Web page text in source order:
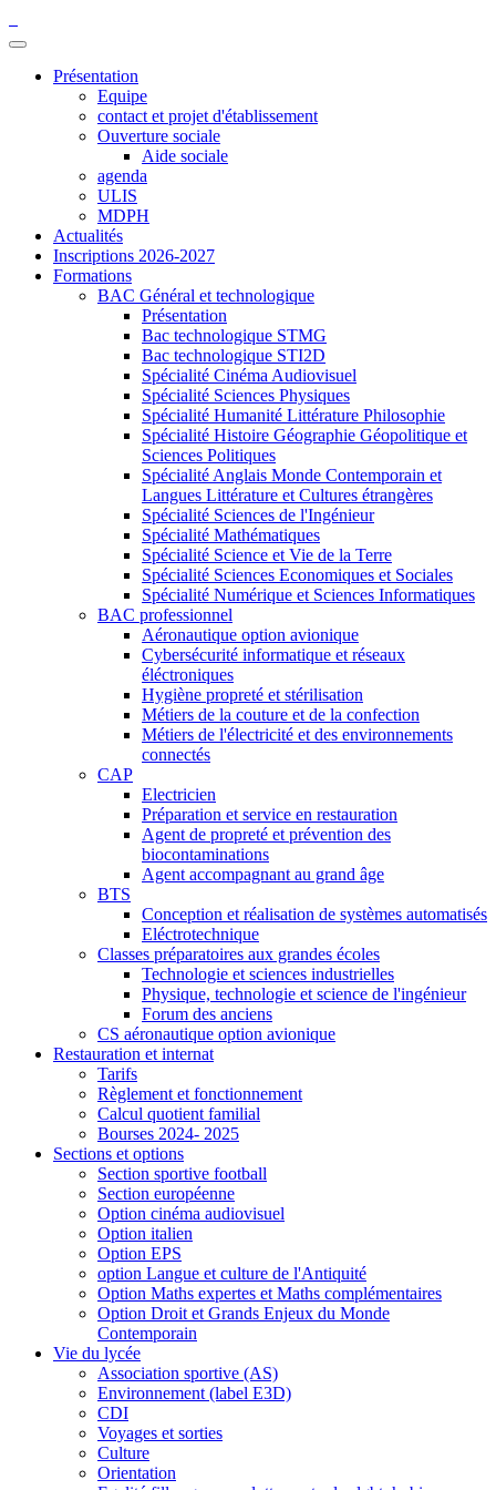
Présentation
Equipe
contact et projet d'établissement
Ouverture sociale
Aide sociale
agenda
ULIS
MDPH
Actualités
Inscriptions 2026-2027
Formations
BAC Général et technologique
Présentation
Bac technologique STMG
Bac technologique STI2D
Spécialité Cinéma Audiovisuel
Spécialité Sciences Physiques
Spécialité Humanité Littérature Philosophie
Spécialité Histoire Géographie Géopolitique et
Sciences Politiques
Spécialité Anglais Monde Contemporain et
Langues Littérature et Cultures étrangères
Spécialité Sciences de l'Ingénieur
Spécialité Mathématiques
Spécialité Science et Vie de la Terre
Spécialité Sciences Economiques et Sociales
Spécialité Numérique et Sciences Informatiques
BAC professionnel
Aéronautique option avionique
Cybersécurité informatique et réseaux
éléctroniques
Hygiène propreté et stérilisation
Métiers de la couture et de la confection
Métiers de l'électricité et des environnements
connectés
CAP
Electricien
Préparation et service en restauration
Agent de propreté et prévention des
biocontaminations
Agent accompagnant au grand âge
BTS
Conception et réalisation de systèmes automatisés
Eléctrotechnique
Classes préparatoires aux grandes écoles
Technologie et sciences industrielles
Physique, technologie et science de l'ingénieur
Forum des anciens
CS aéronautique option avionique
Restauration et internat
Tarifs
Règlement et fonctionnement
Calcul quotient familial
Bourses 2024- 2025
Sections et options
Section sportive football
Section européenne
Option cinéma audiovisuel
Option italien
Option EPS
option Langue et culture de l'Antiquité
Option Maths expertes et Maths complémentaires
Option Droit et Grands Enjeux du Monde
Contemporain
Vie du lycée
Association sportive (AS)
Environnement (label E3D)
CDI
Voyages et sorties
Culture
Orientation